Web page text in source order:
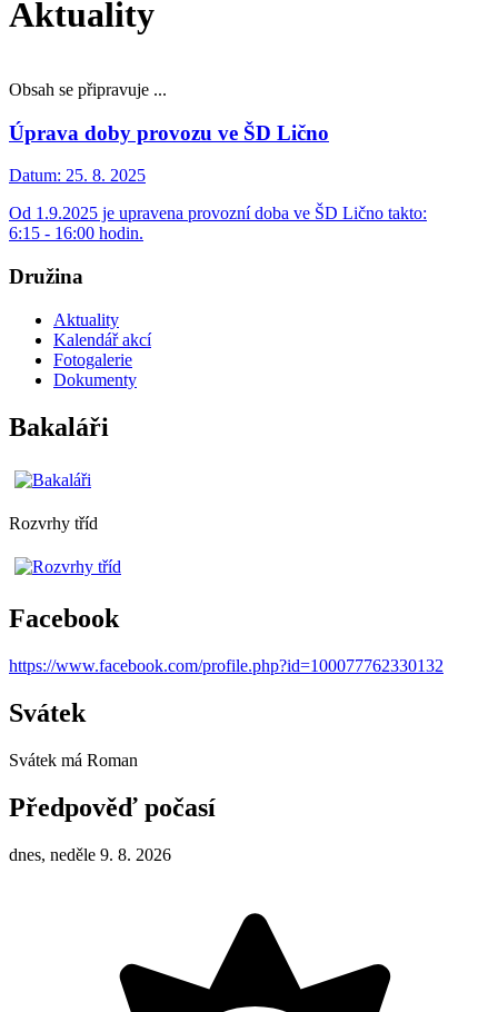
Aktuality
Obsah se připravuje ...
Úprava doby provozu ve ŠD Lično
Datum: 25. 8. 2025
Od 1.9.2025 je upravena provozní doba ve ŠD Lično takto:
6:15 - 16:00 hodin.
Družina
Aktuality
Kalendář akcí
Fotogalerie
Dokumenty
Bakaláři
Rozvrhy tříd
Facebook
https://www.facebook.com/profile.php?id=100077762330132
Svátek
Svátek má Roman
Předpověď počasí
dnes, neděle 9. 8. 2026